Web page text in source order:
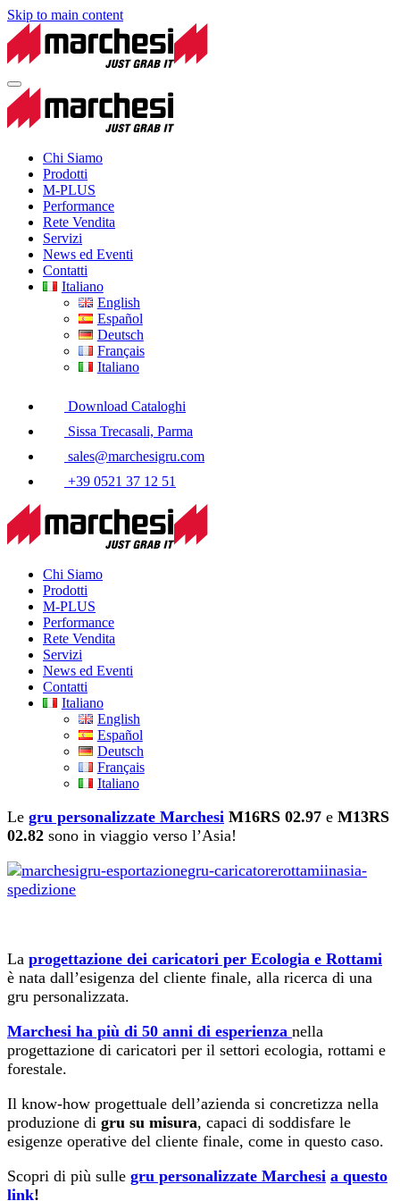
Skip to main content
Chi Siamo
Prodotti
M-PLUS
Performance
Rete Vendita
Servizi
News ed Eventi
Contatti
Italiano
English
Español
Deutsch
Français
Italiano
Download Cataloghi
Sissa Trecasali, Parma
sales@marchesigru.com
+39 0521 37 12 51
Chi Siamo
Prodotti
M-PLUS
Performance
Rete Vendita
Servizi
News ed Eventi
Contatti
Italiano
English
Español
Deutsch
Français
Italiano
Le gru personalizzate Marchesi M16RS 02.97 e M13RS
02.82 sono in viaggio verso l’Asia!
La progettazione dei caricatori per Ecologia e Rottami
è nata dall’esigenza del cliente finale, alla ricerca di una
gru personalizzata.
Marchesi ha più di 50 anni di esperienza nella
progettazione di caricatori per il settori ecologia, rottami e
forestale.
Il know-how progettuale dell’azienda si concretizza nella
produzione di gru su misura, capaci di soddisfare le
esigenze operative del cliente finale, come in questo caso.
Scopri di più sulle gru personalizzate Marchesi a questo
link!